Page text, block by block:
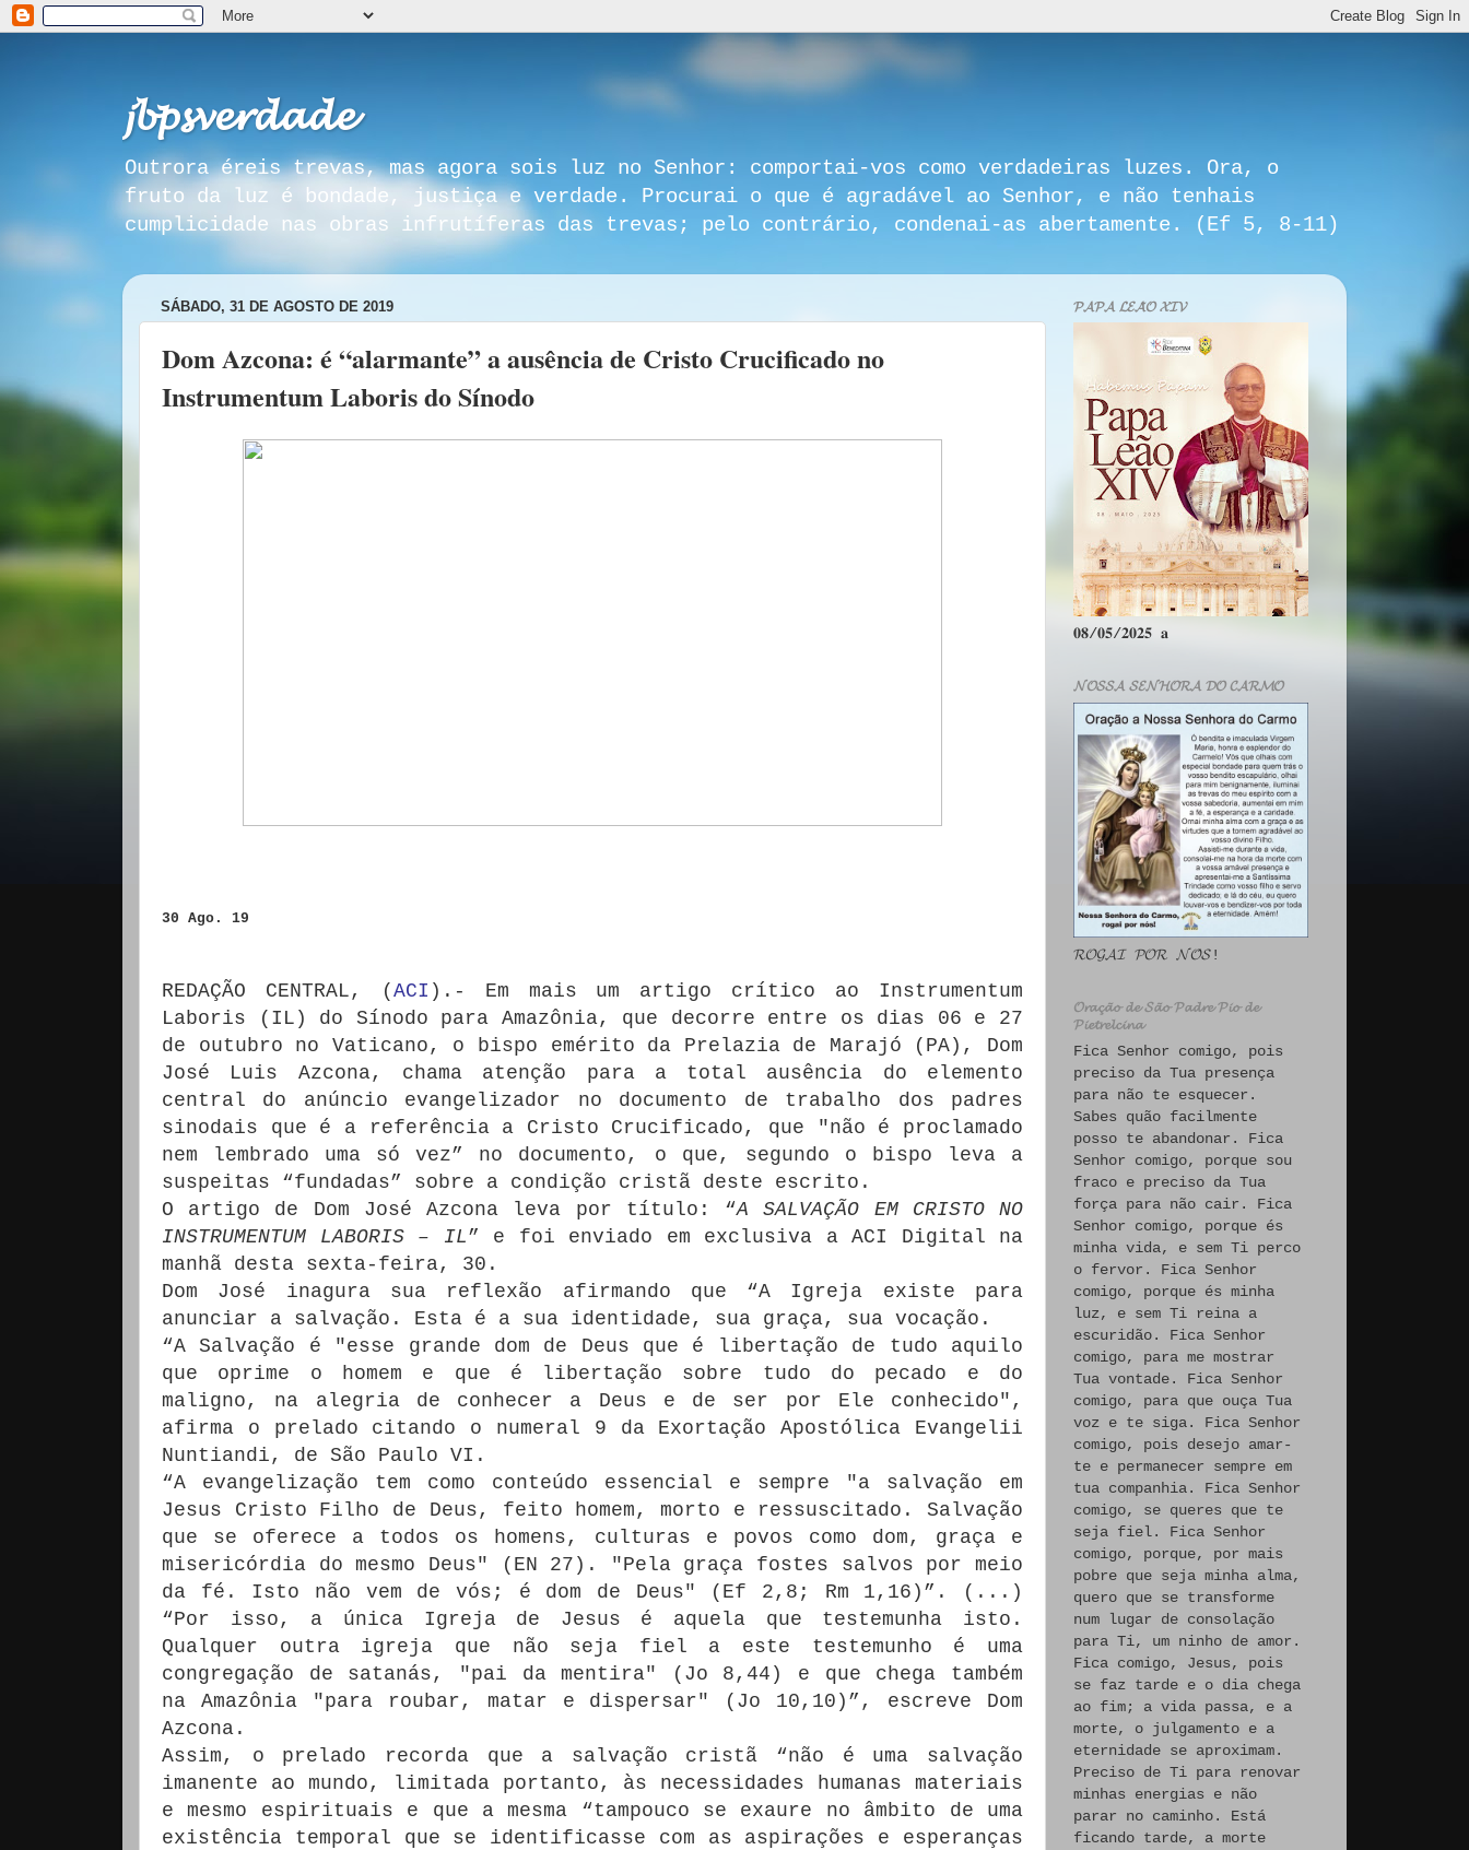
𝓳𝓫𝓹𝓼𝓿𝓮𝓻𝓭𝓪𝓭𝓮
Outrora éreis trevas, mas agora sois luz no Senhor: comportai-vos como verdadeiras luzes. Ora, o
fruto da luz é bondade, justiça e verdade. Procurai o que é agradável ao Senhor, e não tenhais
cumplicidade nas obras infrutíferas das trevas; pelo contrário, condenai-as abertamente. (Ef 5, 8-11)
SÁBADO, 31 DE AGOSTO DE 2019
Dom Azcona: é “alarmante” a ausência de Cristo Crucificado no
Instrumentum Laboris do Sínodo
30 Ago. 19
REDAÇÃO CENTRAL, (ACI ).- Em mais um artigo crítico ao Instrumentum
Laboris (IL) do Sínodo para Amazônia, que decorre entre os dias 06 e 27
de outubro no Vaticano, o bispo emérito da Prelazia de Marajó (PA), Dom
José Luis Azcona, chama atenção para a total ausência do elemento
central do anúncio evangelizador no documento de trabalho dos padres
sinodais que é a referência a Cristo Crucificado, que "não é proclamado
nem lembrado uma só vez” no documento, o que, segundo o bispo leva a
suspeitas “fundadas” sobre a condição cristã deste escrito.
O artigo de Dom José Azcona leva por título: “A SALVAÇÃO EM CRISTO NO
INSTRUMENTUM LABORIS – IL” e foi enviado em exclusiva a ACI Digital na
manhã desta sexta-feira, 30.
Dom José inagura sua reflexão afirmando que “A Igreja existe para
anunciar a salvação. Esta é a sua identidade, sua graça, sua vocação.
“A Salvação é "esse grande dom de Deus que é libertação de tudo aquilo
que oprime o homem e que é libertação sobre tudo do pecado e do
maligno, na alegria de conhecer a Deus e de ser por Ele conhecido",
afirma o prelado citando o numeral 9 da Exortação Apostólica Evangelii
Nuntiandi, de São Paulo VI.
“A evangelização tem como conteúdo essencial e sempre "a salvação em
Jesus Cristo Filho de Deus, feito homem, morto e ressuscitado. Salvação
que se oferece a todos os homens, culturas e povos como dom, graça e
misericórdia do mesmo Deus" (EN 27). "Pela graça fostes salvos por meio
da fé. Isto não vem de vós; é dom de Deus" (Ef 2,8; Rm 1,16)”. (...)
“Por isso, a única Igreja de Jesus é aquela que testemunha isto.
Qualquer outra igreja que não seja fiel a este testemunho é uma
congregação de satanás, "pai da mentira" (Jo 8,44) e que chega também
na Amazônia "para roubar, matar e dispersar" (Jo 10,10)”, escreve Dom
Azcona.
Assim, o prelado recorda que a salvação cristã “não é uma salvação
imanente ao mundo, limitada portanto, às necessidades humanas materiais
e mesmo espirituais e que a mesma “tampouco se exaure no âmbito de uma
existência temporal que se identificasse com as aspirações e esperanças
𝓟𝓐𝓟𝓐 𝓛𝓔𝓐̃𝓞 𝓧𝓘𝓥
𝟎𝟖/𝟎𝟓/𝟐𝟎𝟐𝟓 𝐚
𝓝𝓞𝓢𝓢𝓐 𝓢𝓔𝓝𝓗𝓞𝓡𝓐 𝓓𝓞 𝓒𝓐𝓡𝓜𝓞
𝓡𝓞𝓖𝓐𝓘 𝓟𝓞𝓡 𝓝𝓞́𝓢!
𝓞𝓻𝓪𝓬̧𝓪̃𝓸 𝓭𝓮 𝓢𝓪̃𝓸 𝓟𝓪𝓭𝓻𝓮 𝓟𝓲𝓸 𝓭𝓮
𝓟𝓲𝓮𝓽𝓻𝓮𝓵𝓬𝓲𝓷𝓪
Fica Senhor comigo, pois
preciso da Tua presença
para não te esquecer.
Sabes quão facilmente
posso te abandonar. Fica
Senhor comigo, porque sou
fraco e preciso da Tua
força para não cair. Fica
Senhor comigo, porque és
minha vida, e sem Ti perco
o fervor. Fica Senhor
comigo, porque és minha
luz, e sem Ti reina a
escuridão. Fica Senhor
comigo, para me mostrar
Tua vontade. Fica Senhor
comigo, para que ouça Tua
voz e te siga. Fica Senhor
comigo, pois desejo amar-
te e permanecer sempre em
tua companhia. Fica Senhor
comigo, se queres que te
seja fiel. Fica Senhor
comigo, porque, por mais
pobre que seja minha alma,
quero que se transforme
num lugar de consolação
para Ti, um ninho de amor.
Fica comigo, Jesus, pois
se faz tarde e o dia chega
ao fim; a vida passa, e a
morte, o julgamento e a
eternidade se aproximam.
Preciso de Ti para renovar
minhas energias e não
parar no caminho. Está
ficando tarde, a morte